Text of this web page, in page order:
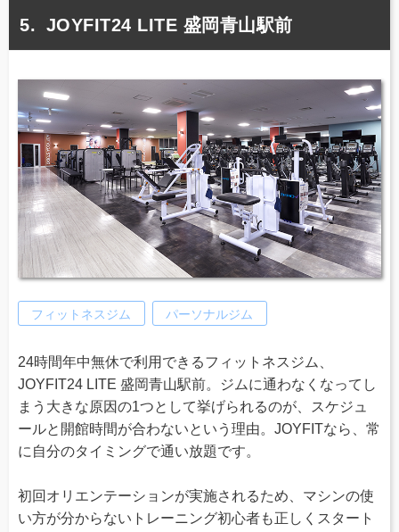
JOYFIT24 LITE 盛岡青山駅前
フィットネスジム パーソナルジム
24時間年中無休で利用できるフィットネスジム、
JOYFIT24 LITE 盛岡青山駅前。ジムに通わなくなってし
まう大きな原因の1つとして挙げられるのが、スケジュ
ールと開館時間が合わないという理由。JOYFITなら、常
に自分のタイミングで通い放題です。
初回オリエンテーションが実施されるため、マシンの使
い方が分からないトレーニング初心者も正しくスタート